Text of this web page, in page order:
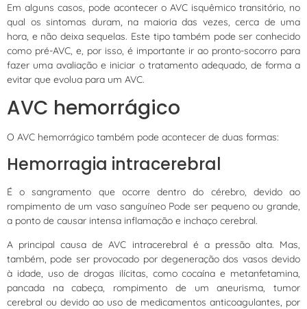
Em alguns casos, pode acontecer o AVC isquêmico transitório, no
qual os sintomas duram, na maioria das vezes, cerca de uma
hora, e não deixa sequelas. Este tipo também pode ser conhecido
como pré-AVC, e, por isso, é importante ir ao pronto-socorro para
fazer uma avaliação e iniciar o tratamento adequado, de forma a
evitar que evolua para um AVC.
AVC hemorrágico
O AVC hemorrágico também pode acontecer de duas formas:
Hemorragia intracerebral
É o sangramento que ocorre dentro do cérebro, devido ao
rompimento de um vaso sanguíneo Pode ser pequeno ou grande,
a ponto de causar intensa inflamação e inchaço cerebral.
A principal causa de AVC intracerebral é a pressão alta. Mas,
também, pode ser provocado por degeneração dos vasos devido
à idade, uso de drogas ilícitas, como cocaína e metanfetamina,
pancada na cabeça, rompimento de um aneurisma, tumor
cerebral ou devido ao uso de medicamentos anticoagulantes, por